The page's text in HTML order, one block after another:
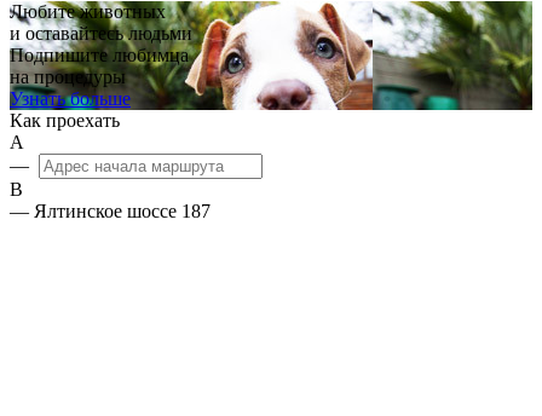
Любите животных
и оставайтесь людьми
Подпишите любимца
на процедуры
Узнать больше
Как проехать
А
—
B
— Ялтинское шоссе 187